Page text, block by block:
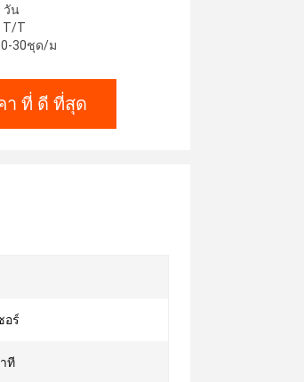
วัน
T/T
30ชุด/ม
า ที่ ดี ที่สุด
อร์
ที